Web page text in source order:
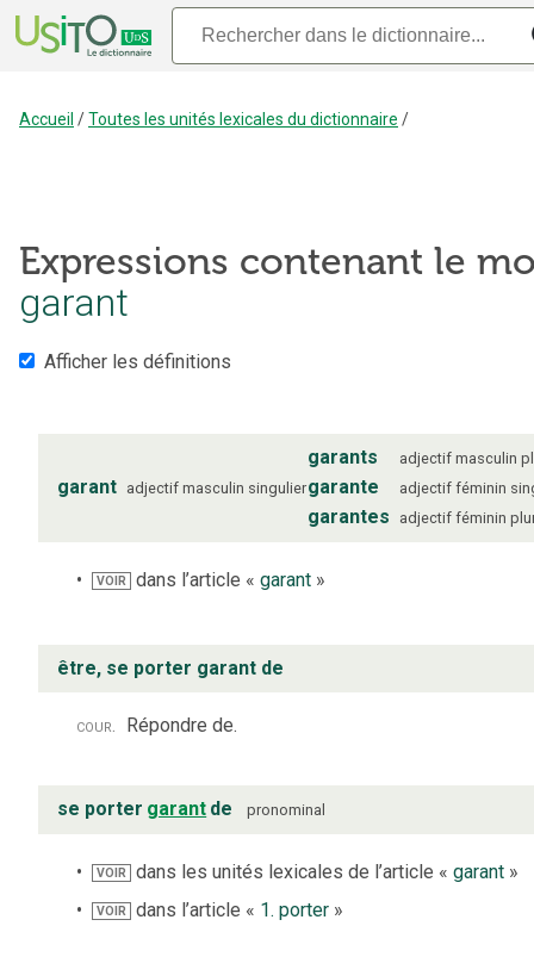
Accueil /Toutes les unités lexicales du dictionnaire /
Expressions contenant le
garant
Afficher les définitions
garant adjectif masculin singulier
garants adjectif masculin
garante adjectif féminin
garantes adjectif féminin
VOIR dans l’article «garant »
être, se porter garant de
cour. Répondre de.
se porter garant de pronominal
VOIR dans les unités lexicales de l’article «garant »
VOIR dans l’article « 1. porter »